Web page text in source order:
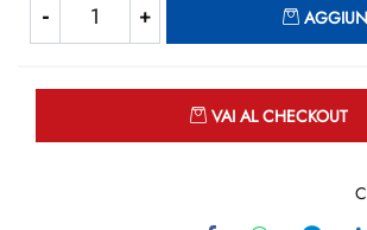
VAI AL CHECKOUT